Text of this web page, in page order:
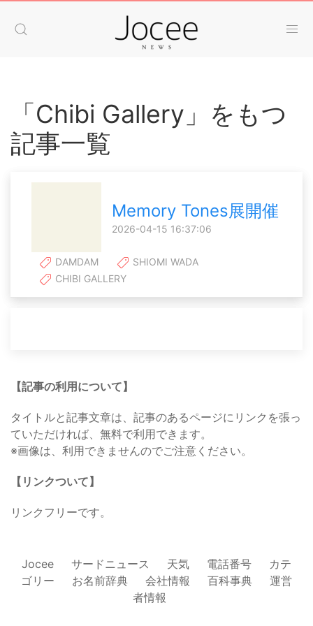
「Chibi Gallery」をもつ
記事一覧
Memory Tones展開催
2026-04-15 16:37:06
DAMDAM
SHIOMI WADA
CHIBI GALLERY
【記事の利用について】
タイトルと記事文章は、記事のあるページにリンクを張っ
ていただければ、無料で利用できます。
※画像は、利用できませんのでご注意ください。
【リンクついて】
リンクフリーです。
Jocee サードニュース 天気 電話番号
カテ
ゴリー
お名前辞典 会社情報 百科事典
運営
者情報